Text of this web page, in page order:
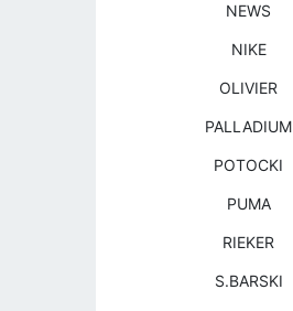
NEWS
NIKE
OLIVIER
PALLADIUM
POTOCKI
PUMA
RIEKER
S.BARSKI